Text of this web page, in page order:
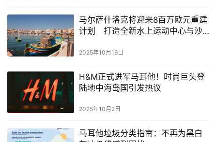
马尔萨什洛克将迎来8百万欧元重建
计划 打造全新水上运动中心与沙
2025年10月16日
H&M正式进军马耳他！时尚巨头登
陆地中海岛国引发热议
2025年10月2日
马耳他垃圾分类指南：不再为黑白